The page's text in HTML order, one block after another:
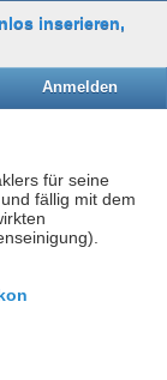
Anmelden
für seine
fällig mit dem